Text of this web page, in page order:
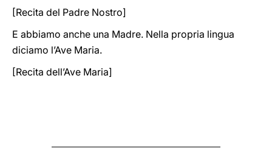
[Recita del Padre Nostro]
E abbiamo anche una Madre. Nella propria lingua
diciamo l’Ave Maria.
[Recita dell’Ave Maria]